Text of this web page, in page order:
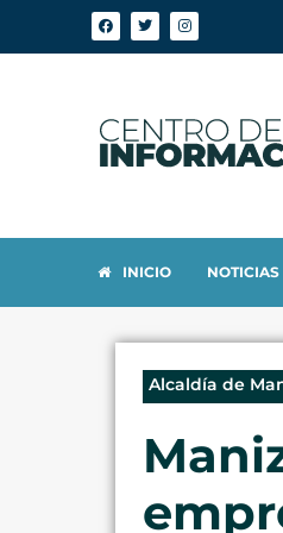
INICIO NOTICIAS
Alcaldía de